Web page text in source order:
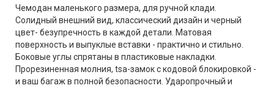
Чемодан маленького размера, для ручной клади.
Солидный внешний вид, классический дизайн и черный
цвет- безупречность в каждой детали. Матовая
поверхность и выпуклые вставки - практично и стильно.
Боковые углы спрятаны в пластиковые накладки.
Прорезиненная молния, tsa-замок с кодовой блокировкой -
и ваш багаж в полной безопасности. Ударопрочный и